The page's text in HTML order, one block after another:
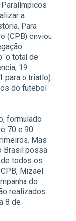
a
Para
(CPB) enviou
o total de
19
para o triatlo),
do futebol
formulado
70 e 90
Mas
Brasil possa
todos os
Mizael
do
realizados
8 de